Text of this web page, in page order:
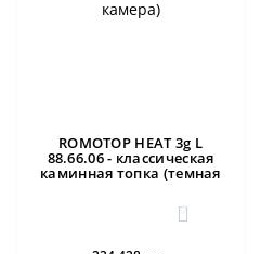
ROMOTOP HEAT 3g L
88.66.06 - классическая
каминная топка (темная
0